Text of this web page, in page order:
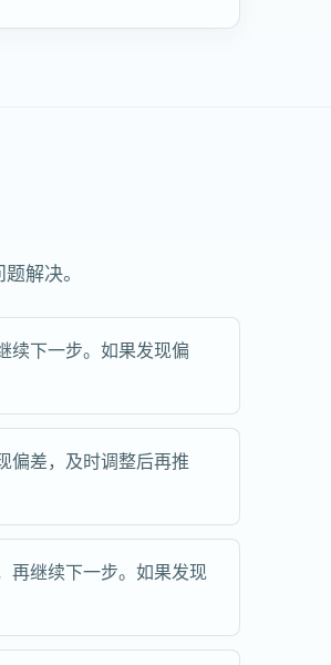
解决。
续下一步。如果发现偏
偏差，及时调整后再推
再继续下一步。如果发现